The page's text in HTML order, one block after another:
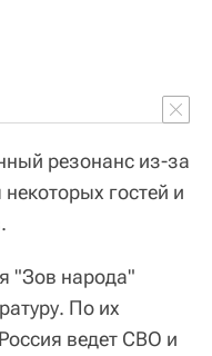
резонанс из-за
гостей и
"Зов народа"
По их
ведет СВО и